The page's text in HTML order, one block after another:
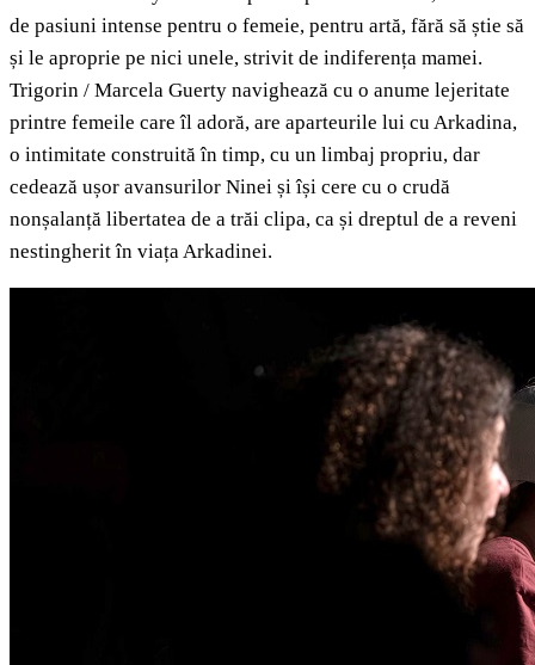
de pasiuni intense pentru o femeie, pentru artă, fără să știe să
și le aproprie pe nici unele, strivit de indiferența mamei.
Trigorin / Marcela Guerty navighează cu o anume lejeritate
printre femeile care îl adoră, are aparteurile lui cu Arkadina,
o intimitate construită în timp, cu un limbaj propriu, dar
cedează ușor avansurilor Ninei și își cere cu o crudă
nonșalanță libertatea de a trăi clipa, ca și dreptul de a reveni
nestingherit în viața Arkadinei.